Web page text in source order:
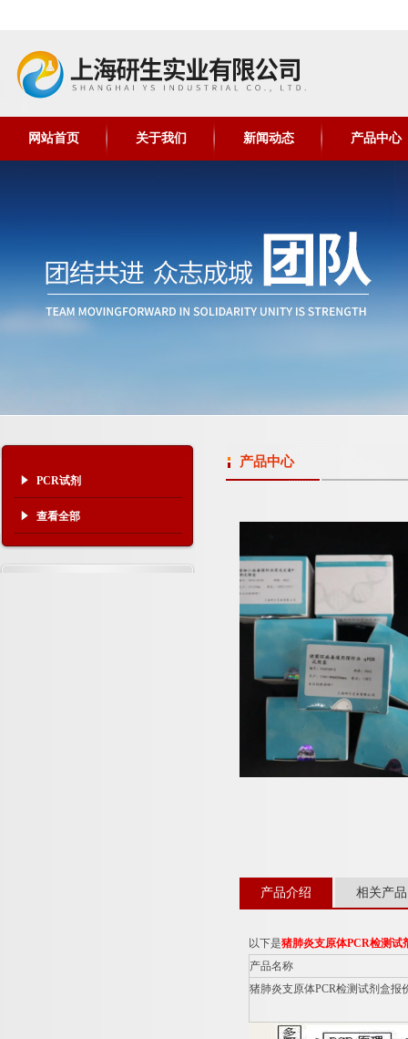
网站首页 关于我们 新闻动态 产品中心
PCR试剂
查看全部
产品中心
产品介绍 相关产品
以下是猪肺炎支原体PCR检测试
产品名称
猪肺炎支原体PCR检测试剂盒报